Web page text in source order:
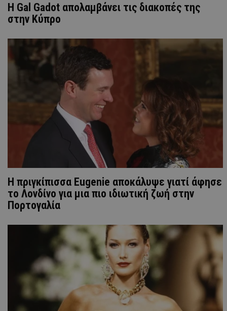
Η Gal Gadot απολαμβάνει τις διακοπές της
στην Κύπρο
Η πριγκίπισσα Eugenie αποκάλυψε γιατί άφησε
το Λονδίνο για μια πιο ιδιωτική ζωή στην
Πορτογαλία